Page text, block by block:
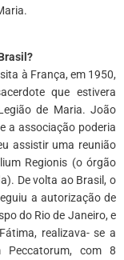
à França, em 1950,
que estivera
de Maria. João
a associação poderia
assistir uma reunião
Regionis (o órgão
De volta ao Brasil, o
a autorização de
do Rio de Janeiro, e
realizava- se a
Peccatorum, com 8